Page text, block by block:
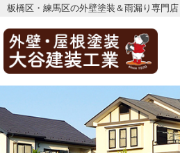
板橋区・練馬区の外壁塗装＆雨漏り専門